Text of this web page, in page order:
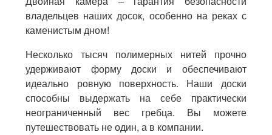
владельцев наших досок, особенно на реках с
каменистым дном!
Несколько тысяч полимерных нитей прочно
удерживают форму доски и обеспечивают
идеально ровную поверхность. Наши доски
способны выдержать на себе практически
неограниченный вес гребца. Вы можете
путешествовать не один, а в компании.